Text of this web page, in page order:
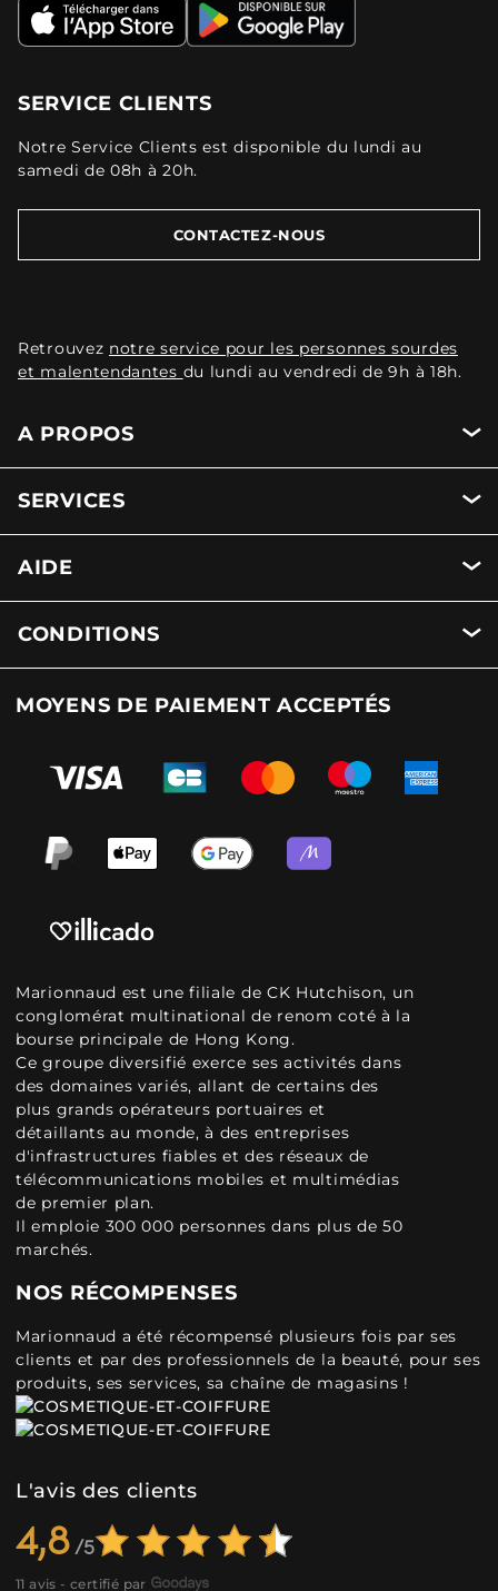
SERVICE CLIENTS
Notre Service Clients est disponible du lundi au
samedi de 08h à 20h.
CONTACTEZ-NOUS
Retrouvez notre service pour les personnes sourdes
et malentendantes du lundi au vendredi de 9h à 18h.
A PROPOS
SERVICES
AIDE
CONDITIONS
MOYENS DE PAIEMENT ACCEPTÉS
Marionnaud est une filiale de CK Hutchison, un
conglomérat multinational de renom coté à la
bourse principale de Hong Kong.
Ce groupe diversifié exerce ses activités dans
des domaines variés, allant de certains des
plus grands opérateurs portuaires et
détaillants au monde, à des entreprises
d'infrastructures fiables et des réseaux de
télécommunications mobiles et multimédias
de premier plan.
Il emploie 300 000 personnes dans plus de 50
marchés.
NOS RÉCOMPENSES
Marionnaud a été récompensé plusieurs fois par ses
clients et par des professionnels de la beauté, pour ses
produits, ses services, sa chaîne de magasins !
L'avis des clients
4,8
11 avis - certifié par